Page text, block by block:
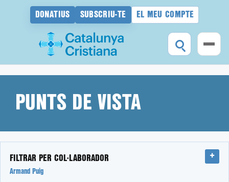
DONATIUS SUBSCRIU-TE EL MEU COMPTE
contingutPUNTS DE VISTA
FILTRAR PER COL·LABORADOR
Armand Puig